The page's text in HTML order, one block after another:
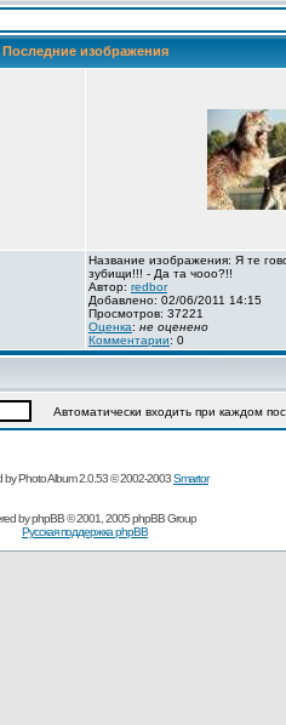
Последние изображения
Название изображения: Я те
зубищи!!! - Да та чооо?!!
Автор: redbor
Добавлено: 02/06/2011 14:15
Просмотров: 37221
Оценка: не оценено
Комментарии: 0
Автоматически входить при каждом
by Photo Album 2.0.53 © 2002-2003Smartor
byphpBB© 2001, 2005 phpBB Group
Русская поддержка phpBB